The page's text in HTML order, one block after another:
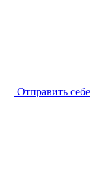
Отправить себе